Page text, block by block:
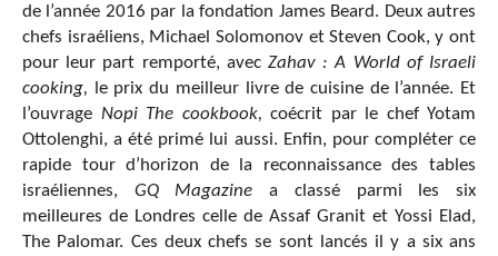
de l’année 2016 par la fondation James Beard. Deux autres
chefs israéliens, Michael Solomonov et Steven Cook, y ont
pour leur part remporté, avec Zahav : A World of Israeli
cooking, le prix du meilleur livre de cuisine de l’année. Et
l’ouvrage Nopi The cookbook, coécrit par le chef Yotam
Ottolenghi, a été primé lui aussi. Enfin, pour compléter ce
rapide tour d’horizon de la reconnaissance des tables
israéliennes, GQ Magazine a classé parmi les six
meilleures de Londres celle de Assaf Granit et Yossi Elad,
The Palomar. Ces deux chefs se sont lancés il y a six ans